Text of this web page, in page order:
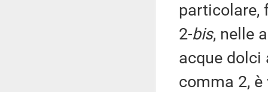
particolare,
2-bis, nelle
acque dolci
comma 2,